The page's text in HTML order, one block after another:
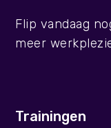
Flip vandaag
meer
Trainingen